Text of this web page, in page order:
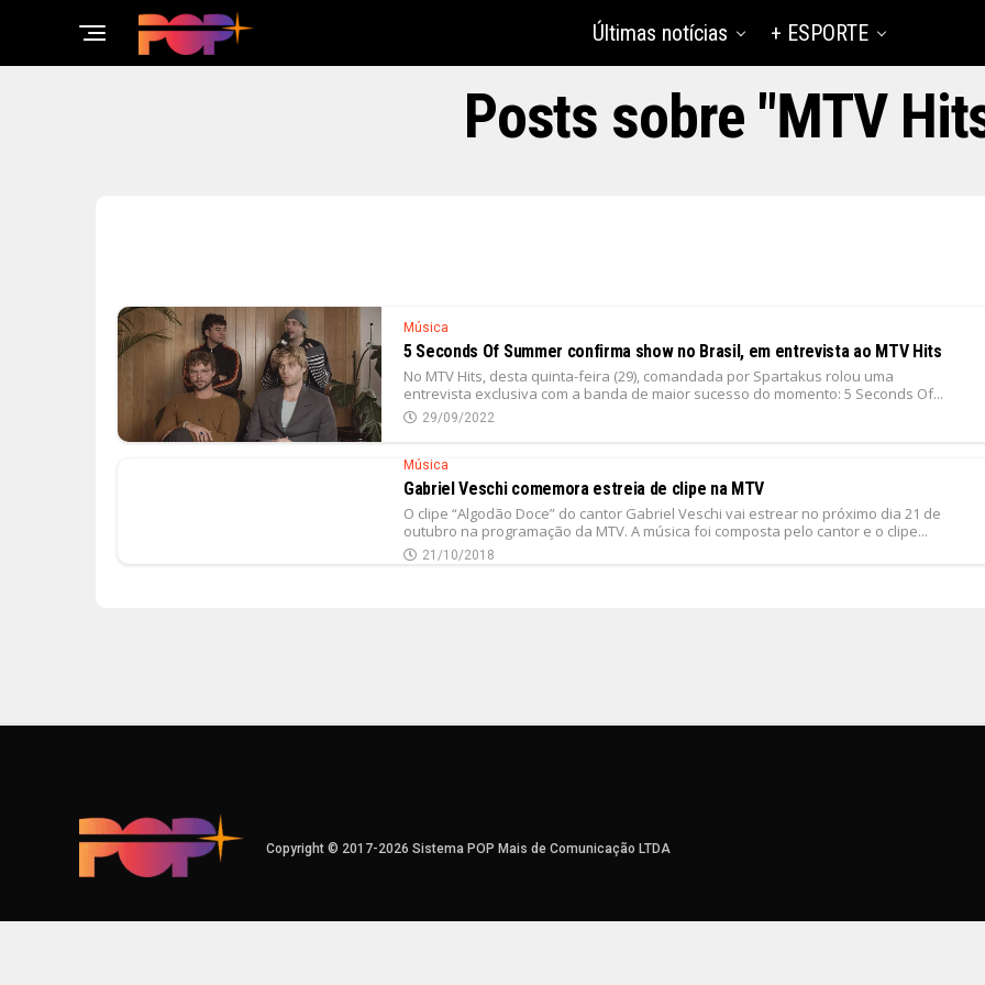
Últimas notícias + ESPORTE
Posts sobre "MTV
Música
5 Seconds Of Summer confirma show no Brasil, em entrevista ao MTV Hits
No MTV Hits, desta quinta-feira (29), comandada por Spartakus rolou uma
entrevista exclusiva com a banda de maior sucesso do momento: 5 Seconds Of...
29/09/2022
Música
Gabriel Veschi comemora estreia de clipe na MTV
O clipe “Algodão Doce” do cantor Gabriel Veschi vai estrear no próximo dia 21 de
outubro na programação da MTV. A música foi composta pelo cantor e o clipe...
21/10/2018
Copyright © 2017-2026 Sistema POP Mais de Comunicação LTDA